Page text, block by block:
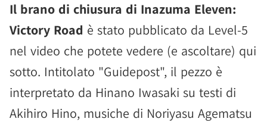
Il brano di chiusura di Inazuma Eleven:
Victory Road è stato pubblicato da Level-5
nel video che potete vedere (e ascoltare) qui
sotto. Intitolato "Guidepost", il pezzo è
interpretato da Hinano Iwasaki su testi di
Akihiro Hino, musiche di Noriyasu Agematsu